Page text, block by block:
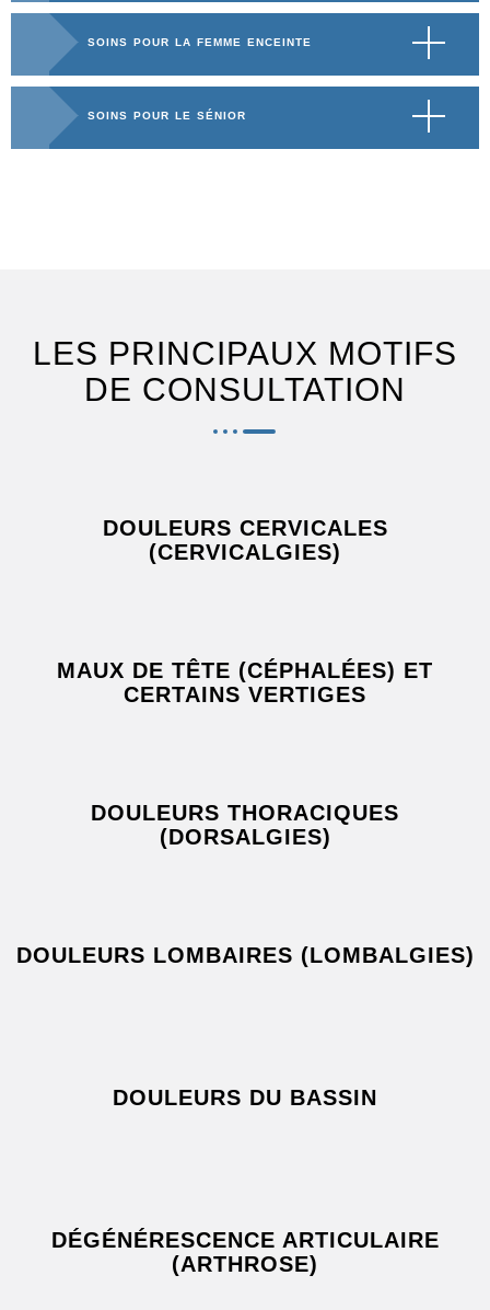
SOINS POUR LA FEMME ENCEINTE
SOINS POUR LE SÉNIOR
LES PRINCIPAUX MOTIFS
DE CONSULTATION
DOULEURS CERVICALES
(CERVICALGIES)
MAUX DE TÊTE (CÉPHALÉES) ET
CERTAINS VERTIGES
DOULEURS THORACIQUES
(DORSALGIES)
DOULEURS LOMBAIRES (LOMBALGIES)
DOULEURS DU BASSIN
DÉGÉNÉRESCENCE ARTICULAIRE
(ARTHROSE)